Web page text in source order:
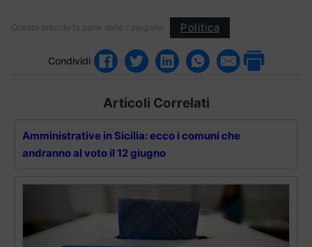
Questo articolo fa parte delle categorie: Politica
Condividi
Articoli Correlati
Amministrative in Sicilia: ecco i comuni che
andranno al voto il 12 giugno